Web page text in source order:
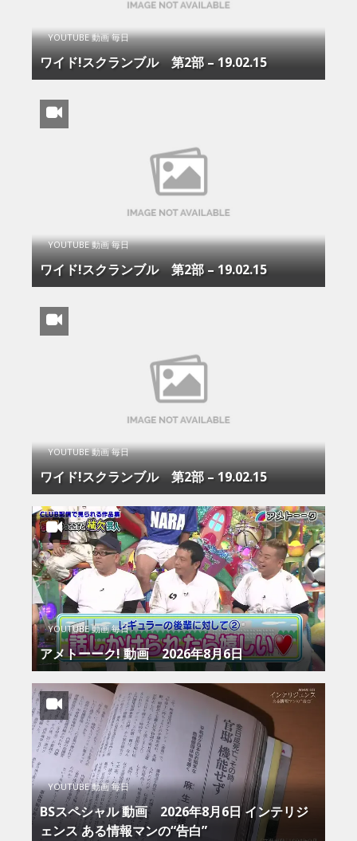
YOUTUBE 動画 毎日
ワイド!スクランブル 第2部 – 19.02.15
YOUTUBE 動画 毎日
ワイド!スクランブル 第2部 – 19.02.15
YOUTUBE 動画 毎日
ワイド!スクランブル 第2部 – 19.02.15
YOUTUBE 動画 毎日
アメトーーク! 動画 2026年8月6日
YOUTUBE 動画 毎日
BSスペシャル 動画 2026年8月6日 インテリジ
ェンス ある情報マンの“告白”